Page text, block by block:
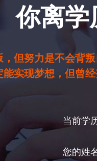
你离
，但努力是不会背
能实现梦想，但曾
当前学
您的姓